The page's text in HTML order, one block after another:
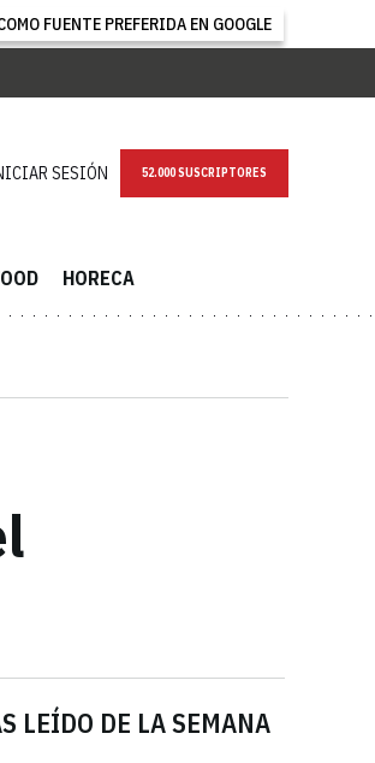
FUENTE PREFERIDA EN GOOGLE
SESIÓN NEWSLETTER
HORECA
LEÍDO DE LA SEMANA